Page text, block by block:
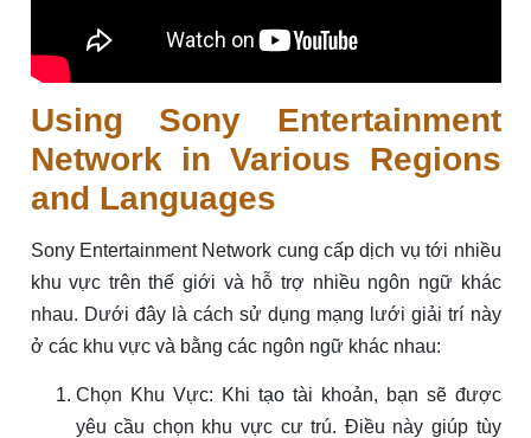
Using Sony Entertainment
Network in Various Regions
and Languages
Sony Entertainment Network cung cấp dịch vụ tới nhiều
khu vực trên thế giới và hỗ trợ nhiều ngôn ngữ khác
nhau. Dưới đây là cách sử dụng mạng lưới giải trí này
ở các khu vực và bằng các ngôn ngữ khác nhau:
Chọn Khu Vực: Khi tạo tài khoản, bạn sẽ được
yêu cầu chọn khu vực cư trú. Điều này giúp tùy